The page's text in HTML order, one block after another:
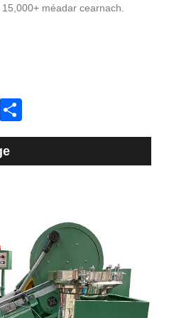
méadar cearnach.
LinkedIn